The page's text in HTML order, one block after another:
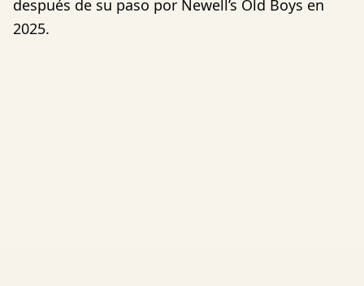
después de su paso por Newell’s Old Boys en
2025.